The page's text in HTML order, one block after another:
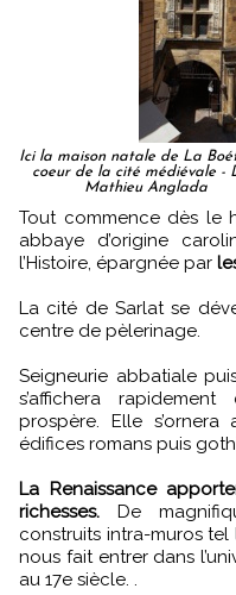
Ici la maison natale de La
coeur de la cité médiévale -
Mathieu Anglada
Tout commence dès le haut Moyen-âge à l’ombre d’une
abbaye d’origine
l’Histoire, épargnée par
La cité de Sarlat se
centre de pèlerinage.
Seigneurie abbatiale
s’affichera
prospère. Elle
édifices romans puis
La Renaissance
richesses. De
construits intra-muros tel
nous fait entrer dans
au 17e siècle. .